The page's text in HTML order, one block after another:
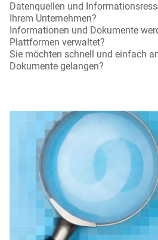
Datenquellen und
Ihrem Unternehmen?
Informationen und Dokumente
Plattformen verwaltet?
Sie möchten schnell und einfach
Dokumente gelangen?